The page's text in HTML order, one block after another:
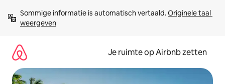
direct
naar
Sommige informatie is automatisch vertaald. Originele taal
weergeven
Je ruimte op Airbnb zetten